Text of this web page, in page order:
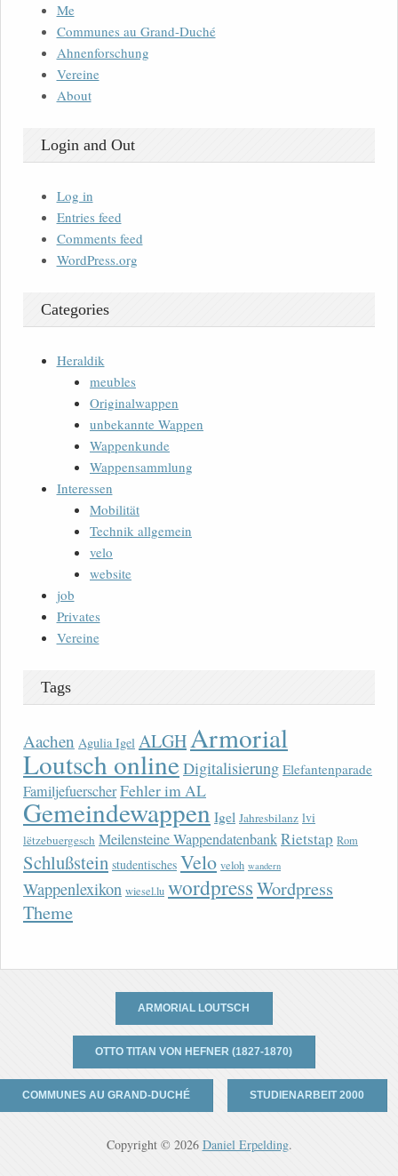
Me
Communes au Grand-Duché
Ahnenforschung
Vereine
About
Login and Out
Log in
Entries feed
Comments feed
WordPress.org
Categories
Heraldik
meubles
Originalwappen
unbekannte Wappen
Wappenkunde
Wappensammlung
Interessen
Mobilität
Technik allgemein
velo
website
job
Privates
Vereine
Tags
Aachen Agulia Igel ALGHArmorial
Loutsch onlineDigitalisierung Elefantenparade
FamiljefuerscherFehler im AL
Gemeindewappen Igel Jahresbilanz lvi
lëtzebuergesch Meilensteine WappendatenbankRietstap Rom
Schlußstein studentisches Velo veloh wandern
Wappenlexikon wiesel.lu wordpressWordpress
Theme
ARMORIAL LOUTSCH
OTTO TITAN VON HEFNER (1827-1870)
COMMUNES AU GRAND-DUCHÉ STUDIENARBEIT 2000
Copyright © 2026 Daniel Erpelding.